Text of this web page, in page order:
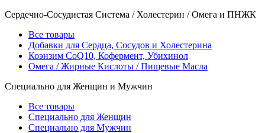
Сердечно-Сосудистая Система / Холестерин / Омега и ПНЖК
Все товары
Добавки для Сердца, Сосудов и Холестерина
Коэнзим CoQ10, Кофермент, Убихинол
Омега / Жирные Кислоты / Пищевые Масла
Специально для Женщин и Мужчин
Все товары
Специально для Женщин
Специально для Мужчин